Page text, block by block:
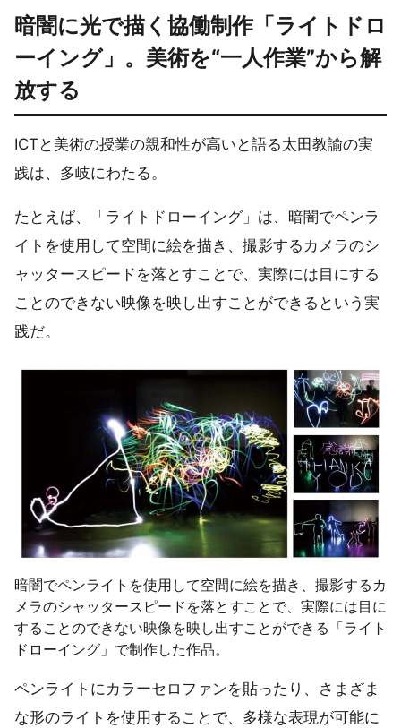
暗闇に光で描く協働制作「ライトドロ
ーイング」。美術を“一人作業”から解
放する
ICTと美術の授業の親和性が高いと語る太田教諭の実
践は、多岐にわたる。
たとえば、「ライトドローイング」は、暗闇でペンラ
イトを使用して空間に絵を描き、撮影するカメラのシ
ャッタースピードを落とすことで、実際には目にする
ことのできない映像を映し出すことができるという実
践だ。
暗闇でペンライトを使用して空間に絵を描き、撮影するカ
メラのシャッタースピードを落とすことで、実際には目に
することのできない映像を映し出すことができる「ライト
ドローイング」で制作した作品。
ペンライトにカラーセロファンを貼ったり、さまざま
な形のライトを使用することで、多様な表現が可能に